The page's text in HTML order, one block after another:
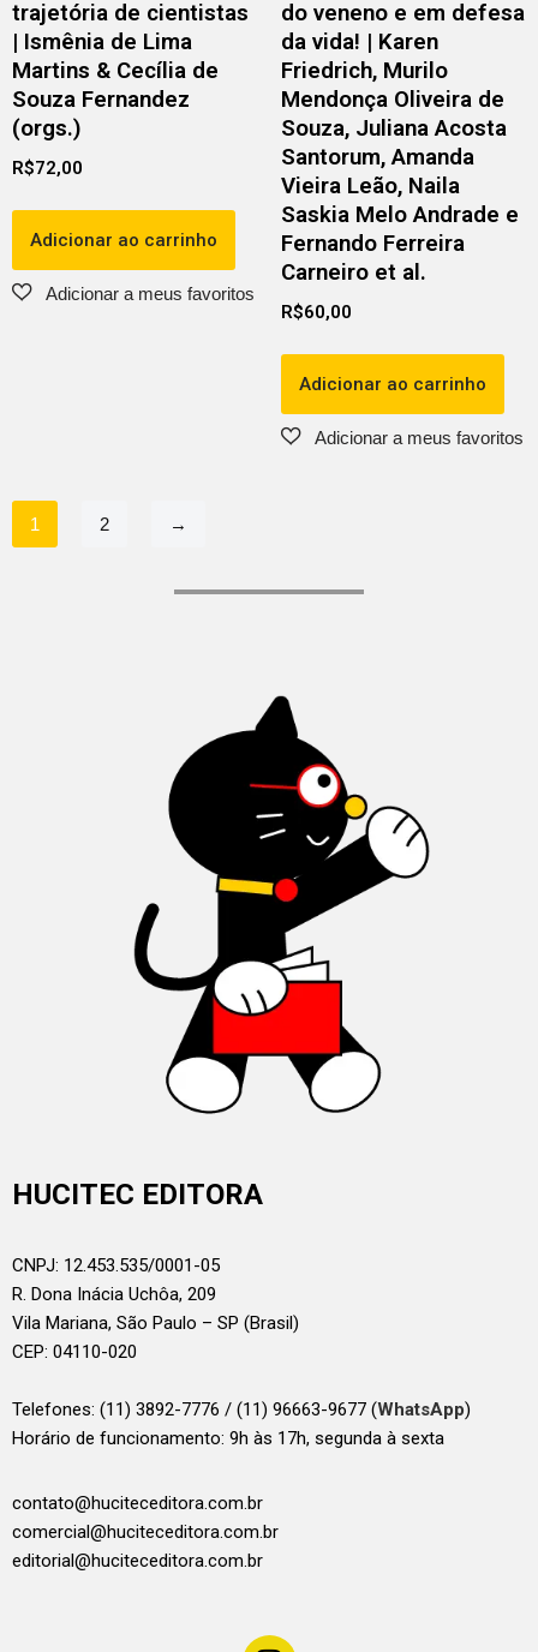
trajetória de cientistas
| Ismênia de Lima
Martins & Cecília de
Souza Fernandez
(orgs.)
R$72,00
Adicionar ao carrinho
do veneno e em defesa
da vida! | Karen
Friedrich, Murilo
Mendonça Oliveira de
Souza, Juliana Acosta
Santorum, Amanda
Vieira Leão, Naila
Saskia Melo Andrade e
Fernando Ferreira
Carneiro et al.
R$60,00
Adicionar ao carrinho
1 2 →
HUCITEC EDITORA
CNPJ: 12.453.535/0001-05
R. Dona Inácia Uchôa, 209
Vila Mariana, São Paulo – SP (Brasil)
CEP: 04110-020
Telefones: (11) 3892-7776 / (11) 96663-9677 (WhatsApp)
Horário de funcionamento: 9h às 17h, segunda à sexta
contato@huciteceditora.com.br
comercial@huciteceditora.com.br
editorial@huciteceditora.com.br